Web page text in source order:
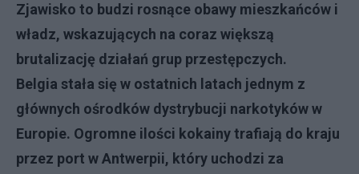
Zjawisko to budzi rosnące obawy mieszkańców i
władz, wskazujących na coraz większą
brutalizację działań grup przestępczych.
Belgia stała się w ostatnich latach jednym z
głównych ośrodków dystrybucji narkotyków w
Europie. Ogromne ilości kokainy trafiają do kraju
przez port w Antwerpii, który uchodzi za